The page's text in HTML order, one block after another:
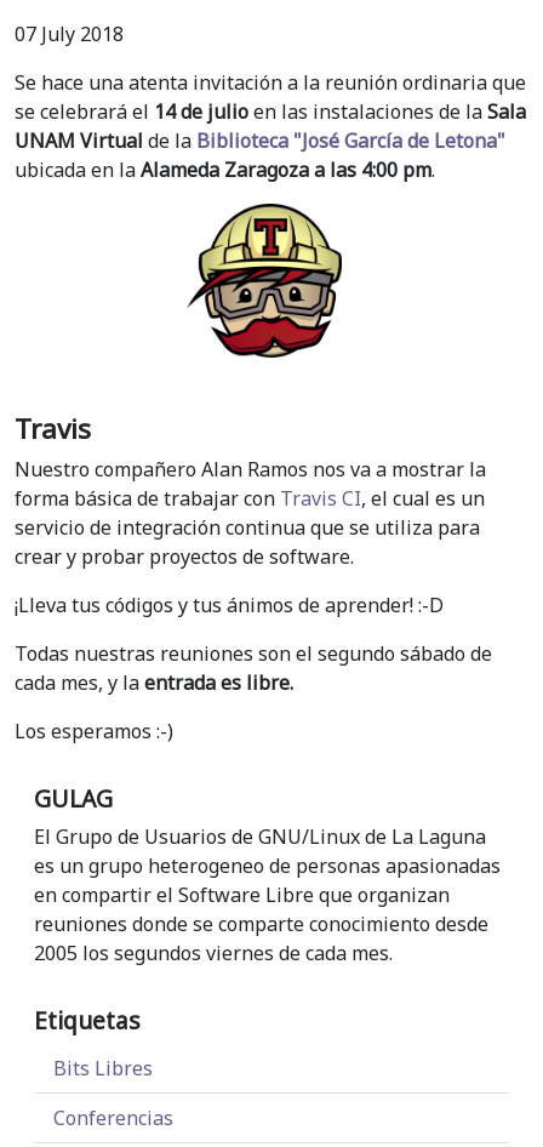
07 July 2018
Se hace una atenta invitación a la reunión ordinaria que
se celebrará el 14 de julioen las instalaciones de laSala
UNAM Virtual de la Biblioteca "José García de Letona"
ubicada en laAlameda Zaragoza a las 4:00 pm.
Travis
Nuestro compañero Alan Ramos nos va a mostrar la
forma básica de trabajar con Travis CI, el cual es un
servicio de integración continua que se utiliza para
crear y probar proyectos de software.
¡Lleva tus códigos y tus ánimos de aprender! :-D
Todas nuestras reuniones son el segundo sábado de
cada mes, y laentrada es libre.
Los esperamos :-)
GULAG
El Grupo de Usuarios de GNU/Linux de La Laguna
es un grupo heterogeneo de personas apasionadas
en compartir el Software Libre que organizan
reuniones donde se comparte conocimiento desde
2005 los segundos viernes de cada mes.
Etiquetas
Bits Libres
Conferencias